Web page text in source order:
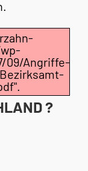
09/Angriffe-
?